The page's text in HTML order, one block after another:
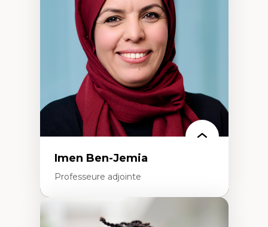
Imen Ben-Jemia
Professeure adjointe
Expertises